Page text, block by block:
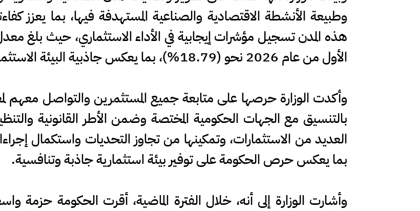
وطبيعة الأنشطة الاقتصادية والصناعية المستهدفة فيها، بما يعزز
هذه المدن تسجيل مؤشرات إيجابية في الأداء الاستثماري، حيث بلغ
الأول من عام 2026 نحو (18.79%)، بما يعكس جاذبية البيئة الاستثمارية والثقة المتزايدة بالاقتصاد الوطني.
وأكدت الوزارة حرصها على متابعة جميع المستثمرين والتواصل معهم
بالتنسيق مع الجهات الحكومية المختصة وضمن الأطر القانونية
العديد من الاستثمارات، وتمكينها من تجاوز التحديات واستكمال
بما يعكس حرص الحكومة على توفير بيئة استثمارية جاذبة وتنافسية.
وأشارت الوزارة إلى أنه، خلال الفترة الماضية، أقرت الحكومة حزمة